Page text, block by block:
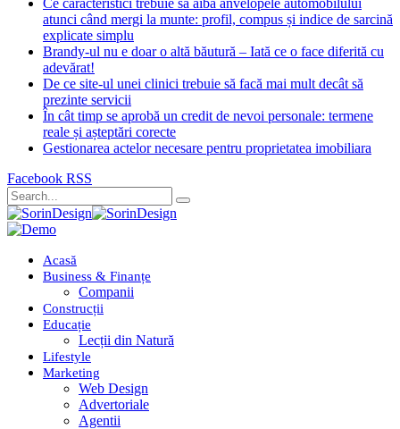
Ce caracteristici trebuie să aibă anvelopele automobilului
atunci când mergi la munte: profil, compus și indice de sarcină
explicate simplu
Brandy-ul nu e doar o altă băutură – Iată ce o face diferită cu
adevărat!
De ce site-ul unei clinici trebuie să facă mai mult decât să
prezinte servicii
În cât timp se aprobă un credit de nevoi personale: termene
reale și așteptări corecte
Gestionarea actelor necesare pentru proprietatea imobiliara
Facebook RSS
Acasă
Business & Finanțe
Companii
Construcții
Educație
Lecții din Natură
Lifestyle
Marketing
Web Design
Advertoriale
Agentii